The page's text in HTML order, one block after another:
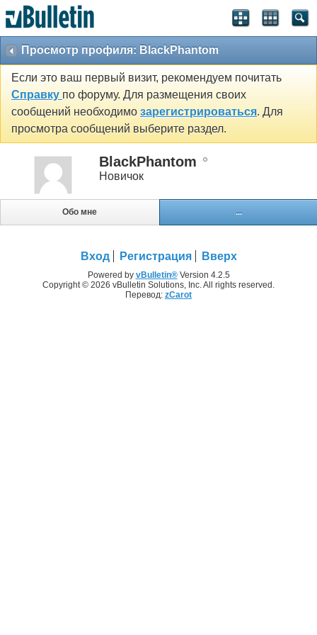
Просмотр профиля: BlackPhantom
Если это ваш первый визит, рекомендуем почитать
Справку по форуму. Для размещения своих
сообщений необходимо зарегистрироваться. Для
просмотра сообщений выберите раздел.
BlackPhantom
Новичок
Обо мне ...
Вход Регистрация Вверх
Powered by vBulletin®Version 4.2.5
Copyright © 2026 vBulletin Solutions, Inc. All rights reserved.
Перевод: zCarot